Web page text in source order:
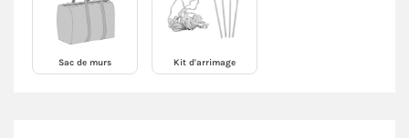
Sac de murs Kit d'arrimage